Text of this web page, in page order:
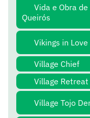
Vida e Obra de
Queirós
Vikings in Love
Village Chief
Village Retreat
Village Tojo